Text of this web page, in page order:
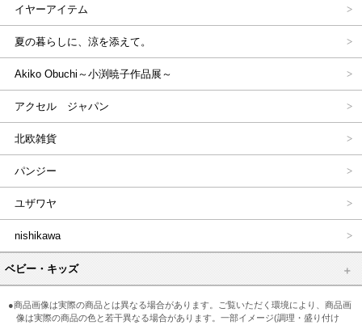
イヤーアイテム
夏の暮らしに、涼を添えて。
Akiko Obuchi～小渕暁子作品展～
アクセル ジャパン
北欧雑貨
パンジー
ユザワヤ
nishikawa
ベビー・キッズ
●商品画像は実際の商品とは異なる場合があります。ご覧いただく環境により、商品画
像は実際の商品の色と若干異なる場合があります。一部イメージ(調理・盛り付け